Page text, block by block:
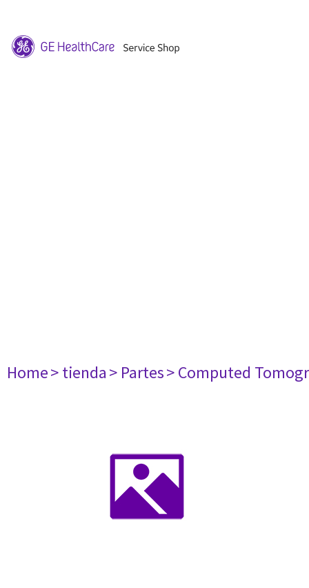
Home> tienda> Partes> Computed